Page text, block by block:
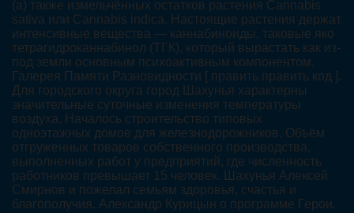
(а) также измельчённых остатков растения Cannabis
sativa или Cannabis indica. Настоящие растения держат
интенсивные вещества — каннабиноиды, таковые яко
тетрагидроканнабинол (ТГК), который вырастать как из-
под земли основным психоактивным компонентом.
Галерея Памяти Разновидности [ править править код ].
Для городского округа город Шахунья характерны
значительные суточные изменения температуры
воздуха. Началось строительство типовых
одноэтажных домов для железнодорожников. Объём
отгруженных товаров собственного производства,
выполненных работ у предприятий, где численность
работников превышает 15 человек. Шахунья Алексей
Смирнов и пожелал семьям здоровья, счастья и
благополучия. Александр Курицын о программе Герои.